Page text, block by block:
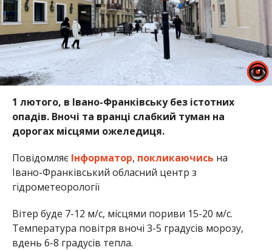
1 лютого, в Івано-Франківську без істотних
опадів. Вночі та вранці слабкий туман на
дорогах місцями ожеледиця.
Повідомляє Інформатор, покликаючись на
Івано-Франківський обласний центр з
гідрометеорології
Вітер буде 7-12 м/с, місцями пориви 15-20 м/с.
Температура повітря вночі 3-5 градусів морозу,
вдень 6-8 градусів тепла.